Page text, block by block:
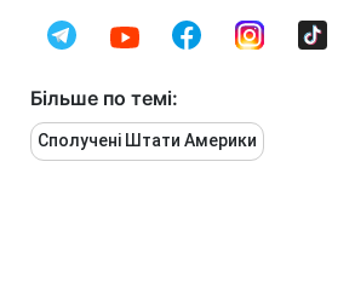
Більше по темі:
Сполучені Штати Америки